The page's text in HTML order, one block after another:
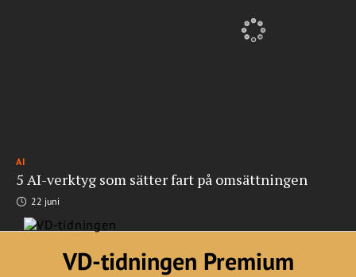
AI
5 AI-verktyg som sätter fart på omsättningen
22 juni
VD-tidningen Premium